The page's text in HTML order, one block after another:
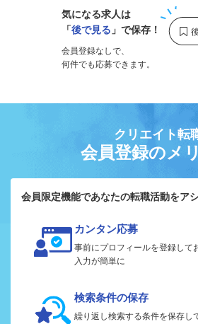
気になる求人は
「後で見る 」で保存！
会員登録なしで、
何件でも応募できます。
クリエイト転
会員登録のメ
会員限定機能であなたの転職活動をア
カンタン応募
事前にプロフィールを登録して
入力が簡単に
検索条件の保存
繰り返し検索する条件を保存し